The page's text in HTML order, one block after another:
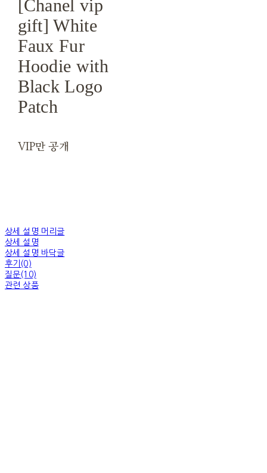
[Chanel vip
gift] White
Faux Fur
Hoodie with
Black Logo
Patch
VIP만 공개
상세 설명 머리글
상세 설명
상세 설명 바닥글
후기(0)
질문(10)
관련 상품